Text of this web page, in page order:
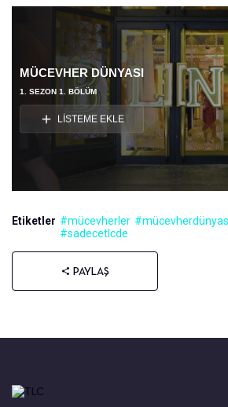
MÜCEVHER DÜNYASI
1. SEZON 1. BÖLÜM
LİSTEME EKLE
Etiketler #mücevherler
#sadecetlcde
PAYLAŞ